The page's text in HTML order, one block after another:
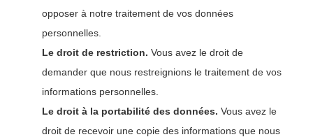
opposer à notre traitement de vos données
personnelles.
Le droit de restriction. Vous avez le droit de
demander que nous restreignions le traitement de vos
informations personnelles.
Le droit à la portabilité des données. Vous avez le
droit de recevoir une copie des informations que nous